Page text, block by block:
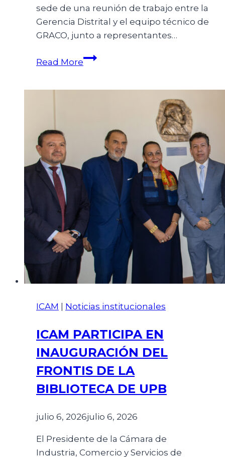
sede de una reunión de trabajo entre la
Gerencia Distrital y el equipo técnico de
GRACO, junto a representantes…
Read More
ICAM | Noticias institucionales
ICAM PARTICIPA EN
INAUGURACIÓN DEL
FRONTIS DE LA
BIBLIOTECA DE UPB
julio 6, 2026julio 6, 2026
El Presidente de la Cámara de
Industria, Comercio y Servicios de